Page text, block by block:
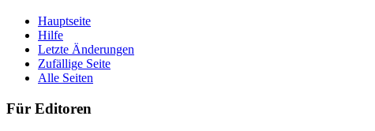
Hauptseite
Hilfe
Letzte Änderungen
Zufällige Seite
Alle Seiten
Für Editoren